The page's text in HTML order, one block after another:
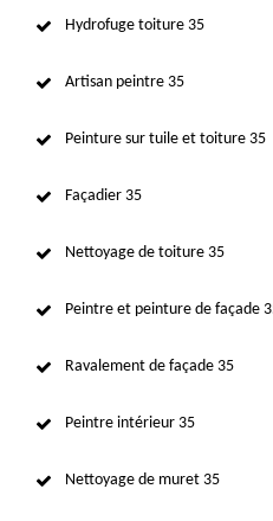
Hydrofuge toiture 35
Artisan peintre 35
Peinture sur tuile et toiture 35
Façadier 35
Nettoyage de toiture 35
Peintre et peinture de façade
Ravalement de façade 35
Peintre intérieur 35
Nettoyage de muret 35